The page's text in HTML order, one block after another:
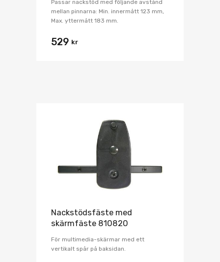
Passar nackstöd med följande avstånd
mellan pinnarna: Min. innermått 123 mm,
Max. yttermått 183 mm.
529 kr
Nackstödsfäste med
skärmfäste 810820
För multimedia-skärmar med ett
vertikalt spår på baksidan.